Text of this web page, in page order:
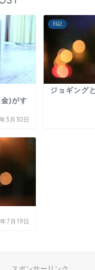
)がす
3月30日
日記
ジョギング
7月19日